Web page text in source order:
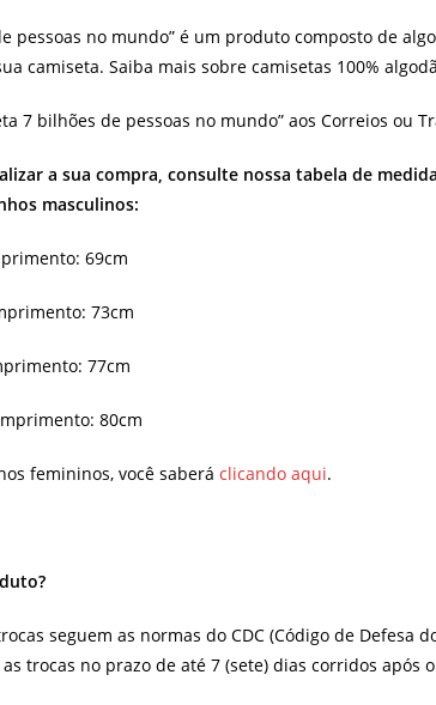
pessoas no mundo” é um produto composto de
camiseta. Saiba mais sobre camisetas 100%
7 bilhões de pessoas no mundo” aos Correios
a sua compra, consulte nossa tabela de
masculinos:
69cm
73cm
77cm
80cm
femininos, você saberá clicando aqui.
seguem as normas do CDC (Código de
trocas no prazo de até 7 (sete) dias corridos após